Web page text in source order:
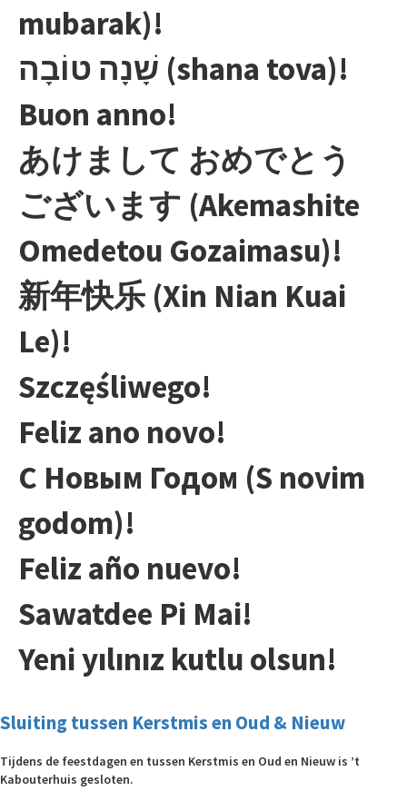
mubarak)!
שָׁנָה טוֹבָה (shana tova)!
Buon anno!
あけまして おめでとう
ございます (Akemashite
Omedetou Gozaimasu)!
新年快乐 (Xin Nian Kuai
Le)!
Szczęśliwego!
Feliz ano novo!
С Новым Годом (S novim
godom)!
Feliz año nuevo!
Sawatdee Pi Mai!
Yeni yılınız kutlu olsun!
Sluiting tussen Kerstmis en Oud & Nieuw
Tijdens de feestdagen en tussen Kerstmis en Oud en Nieuw is ’t
Kabouterhuis gesloten.